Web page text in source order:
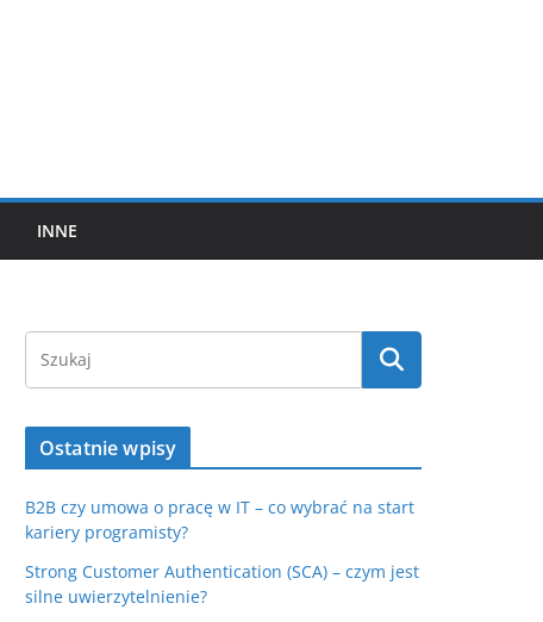
INNE
Ostatnie wpisy
B2B czy umowa o pracę w IT – co wybrać na start
kariery programisty?
Strong Customer Authentication (SCA) – czym jest
silne uwierzytelnienie?